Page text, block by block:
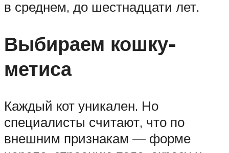
в среднем, до шестнадцати лет.
Выбираем кошку-
метиса
Каждый кот уникален. Но
специалисты считают, что по
внешним признакам — форме